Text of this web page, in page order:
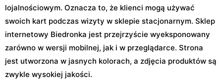
lojalnościowym. Oznacza to, że klienci mogą używać
swoich kart podczas wizyty w sklepie stacjonarnym. Sklep
internetowy Biedronka jest przejrzyście wyeksponowany
zarówno w wersji mobilnej, jak i w przeglądarce. Strona
jest utworzona w jasnych kolorach, a zdjęcia produktów są
zwykle wysokiej jakości.